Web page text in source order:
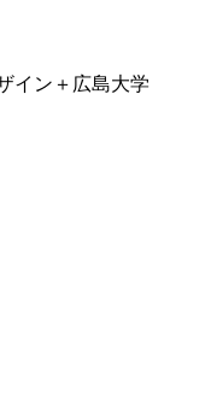
イン＋広島大学